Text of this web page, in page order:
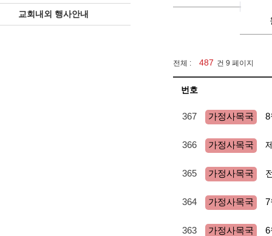
교회내외 행사안내
전체 : 487 건 9 페이지
번호
367 가정사목국
366 가정사목국
365 가정사목국
364 가정사목국
363 가정사목국